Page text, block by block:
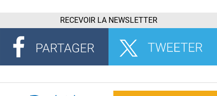
RECEVOIR LA NEWSLETTER